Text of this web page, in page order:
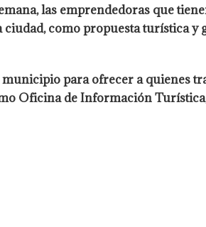
las emprendedoras que
como propuesta turística y
para ofrecer a quienes
Oficina de Información